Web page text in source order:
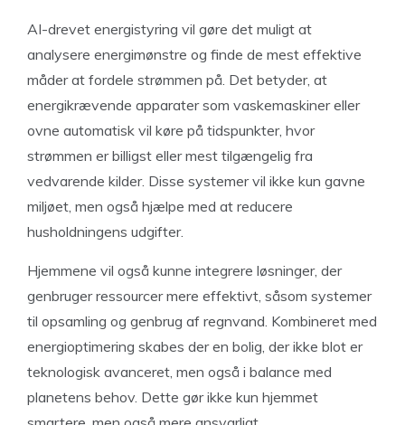
AI-drevet energistyring vil gøre det muligt at
analysere energimønstre og finde de mest effektive
måder at fordele strømmen på. Det betyder, at
energikrævende apparater som vaskemaskiner eller
ovne automatisk vil køre på tidspunkter, hvor
strømmen er billigst eller mest tilgængelig fra
vedvarende kilder. Disse systemer vil ikke kun gavne
miljøet, men også hjælpe med at reducere
husholdningens udgifter.
Hjemmene vil også kunne integrere løsninger, der
genbruger ressourcer mere effektivt, såsom systemer
til opsamling og genbrug af regnvand. Kombineret med
energioptimering skabes der en bolig, der ikke blot er
teknologisk avanceret, men også i balance med
planetens behov. Dette gør ikke kun hjemmet